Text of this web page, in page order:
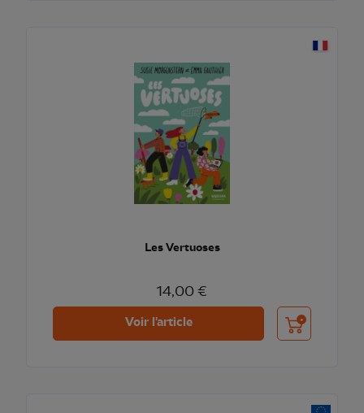
Les Vertuoses
14,00 €
Voir l'article Ajouter au